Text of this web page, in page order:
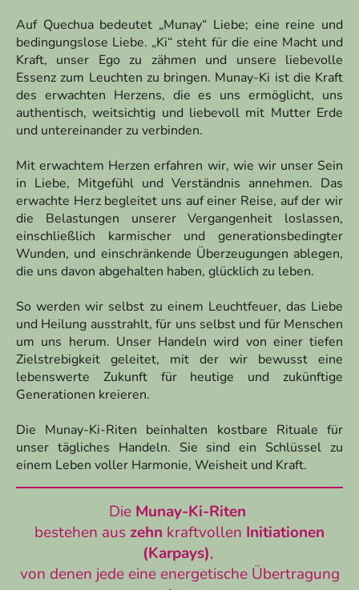
Auf Quechua bedeutet „Munay“ Liebe; eine reine und
bedingungslose Liebe. „Ki“ steht für die eine Macht und
Kraft, unser Ego zu zähmen und unsere liebevolle
Essenz zum Leuchten zu bringen. Munay-Ki ist die Kraft
des erwachten Herzens, die es uns ermöglicht, uns
authentisch, weitsichtig und liebevoll mit Mutter Erde
und untereinander zu verbinden.
Mit erwachtem Herzen erfahren wir, wie wir unser Sein
in Liebe, Mitgefühl und Verständnis annehmen. Das
erwachte Herz begleitet uns auf einer Reise, auf der wir
die Belastungen unserer Vergangenheit loslassen,
einschließlich karmischer und generationsbedingter
Wunden, und einschränkende Überzeugungen ablegen,
die uns davon abgehalten haben, glücklich zu leben.
So werden wir selbst zu einem Leuchtfeuer, das Liebe
und Heilung ausstrahlt, für uns selbst und für Menschen
um uns herum. Unser Handeln wird von einer tiefen
Zielstrebigkeit geleitet, mit der wir bewusst eine
lebenswerte Zukunft für heutige und zukünftige
Generationen kreieren.
Die Munay-Ki-Riten beinhalten kostbare Rituale für
unser tägliches Handeln. Sie sind ein Schlüssel zu
einem Leben voller Harmonie, Weisheit und Kraft.
Die Munay-Ki-Riten
bestehen aus zehn kraftvollen Initiationen
(Karpays),
von denen jede eine energetische Übertragung